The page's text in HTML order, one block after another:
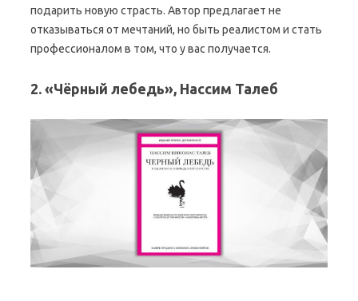
подарить новую страсть. Автор предлагает не
отказываться от мечтаний, но быть реалистом и стать
профессионалом в том, что у вас получается.
2. «Чёрный лебедь», Нассим Талеб